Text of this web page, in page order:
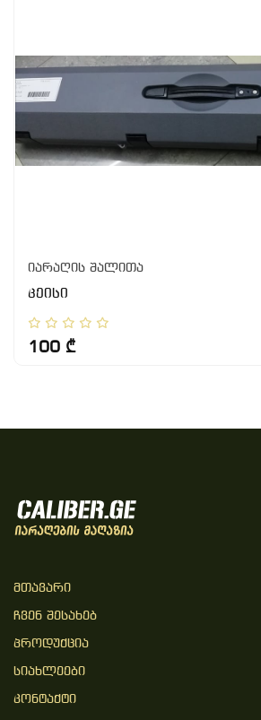
იარაღის შალითა
კეისი
100 ₾
Მთავარი
Ჩვენ Შესახებ
Პროდუქცია
Სიახლეები
Კონტაქტი